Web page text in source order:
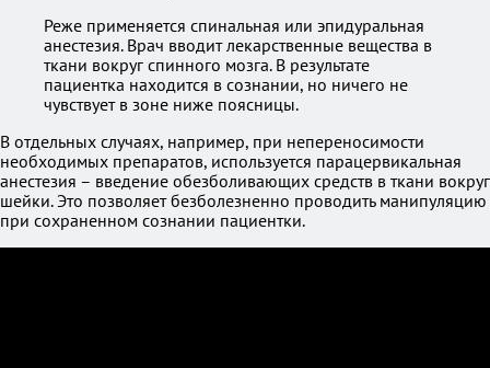
Реже применяется спинальная или эпидуральная
анестезия. Врач вводит лекарственные вещества в
ткани вокруг спинного мозга. В результате
пациентка находится в сознании, но ничего не
чувствует в зоне ниже поясницы.
В отдельных случаях, например, при непереносимости
необходимых препаратов, используется парацервикальная
анестезия – введение обезболивающих средств в ткани вокруг
шейки. Это позволяет безболезненно проводить манипуляцию
при сохраненном сознании пациентки.